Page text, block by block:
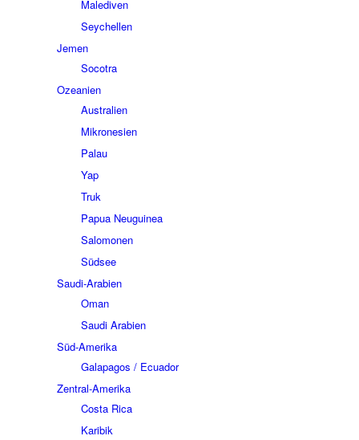
Malediven
Seychellen
Jemen
Socotra
Ozeanien
Australien
Mikronesien
Palau
Yap
Truk
Papua Neuguinea
Salomonen
Südsee
Saudi-Arabien
Oman
Saudi Arabien
Süd-Amerika
Galapagos / Ecuador
Zentral-Amerika
Costa Rica
Karibik